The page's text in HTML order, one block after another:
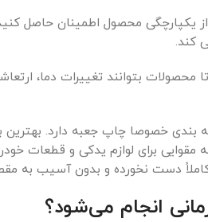
از یکپارچگی محصول اطمینان حاصل
کند.
بتوانند تغییرات دما،
بندی خصوصا چاپ جعبه دارد.
برای لوازم یدکی و قطعات خودرو
دست نخورده و بدون آسیب به